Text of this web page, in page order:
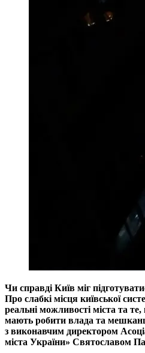
Чи справді Київ міг
Про слабкі місця київської
реальні можливості міста та
мають робити влада та
з виконавчим директором
міста України» Святославом